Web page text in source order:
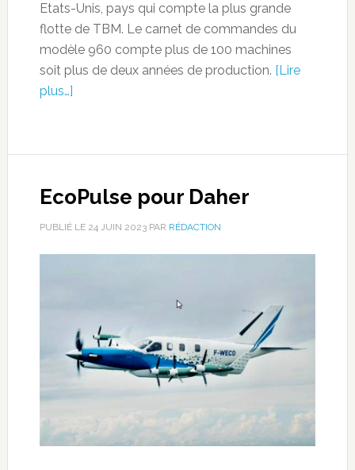
Etats-Unis, pays qui compte la plus grande
flotte de TBM. Le carnet de commandes du
modèle 960 compte plus de 100 machines
soit plus de deux années de production. [Lire
plus…]
EcoPulse pour Daher
PUBLIÉ LE 24 JUIN 2023PAR RÉDACTION